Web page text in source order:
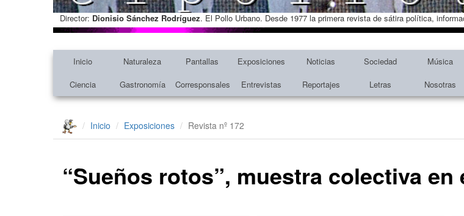
Director: Dionisio Sánchez Rodríguez. El Pollo Urbano. Desde 1977 la primera revista de sátira política,
Inicio Naturaleza Pantallas Exposiciones Noticias Sociedad Música
Ciencia
Gastronomía Corresponsales Entrevistas Reportajes Letras Nosotras
Inicio Exposiciones Revista nº 172
“Sueños rotos”, muestra colectiva en